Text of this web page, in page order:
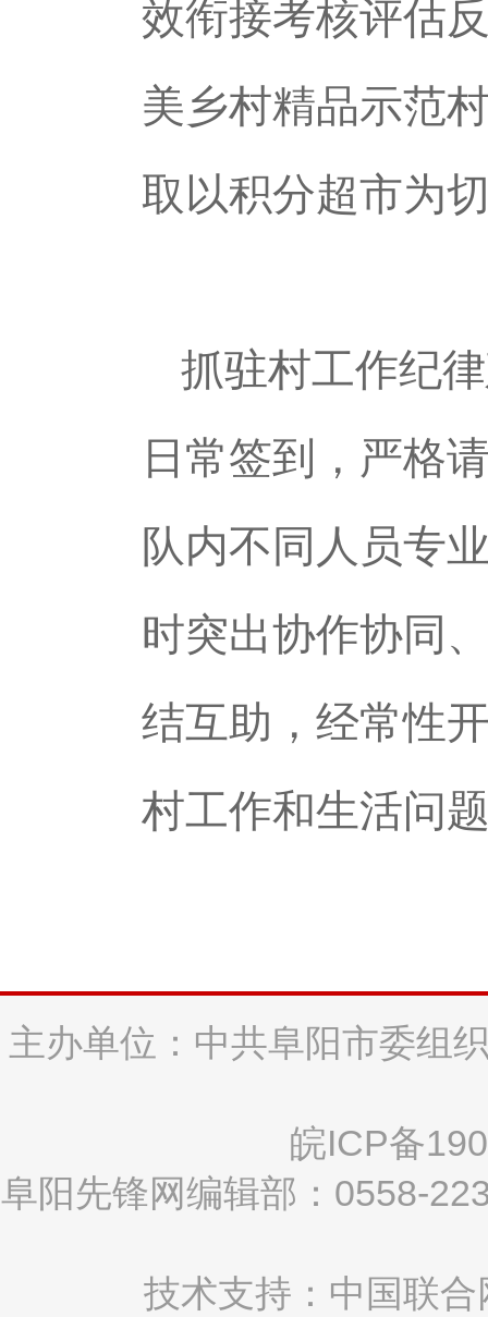
效衔接考核评估
美乡村精品示范
取以积分超市为
抓驻村工作纪
日常签到，严格
队内不同人员专
时突出协作协同
结互助，经常性
村工作和生活问
主办单位：中共阜阳市委组
皖ICP备
阜阳先锋网编辑部：0558-
技术支持：中国联